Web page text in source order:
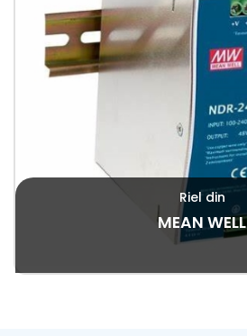
Riel din
MEAN WELL